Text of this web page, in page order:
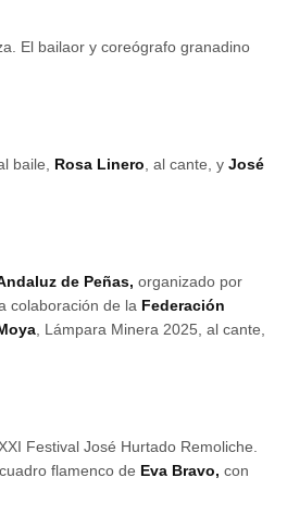
El bailaor y coreógrafo granadino
baile, Rosa Linero , al cante, yJosé
de Peñas,organizado por
colaboración de la Federación
, Lámpara Minera 2025, al cante,
Festival José Hurtado Remoliche.
flamenco de Eva Bravo, con